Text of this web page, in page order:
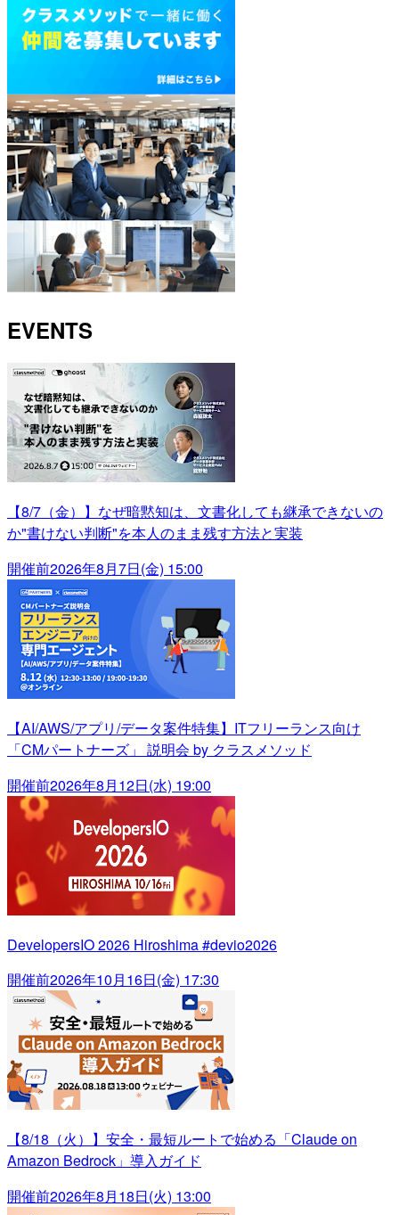
EVENTS
【8/7（金）】なぜ暗黙知は、文書化しても継承できないの
か"書けない判断"を本人のまま残す方法と実装
開催前2026年8月7日(金) 15:00
【AI/AWS/アプリ/データ案件特集】ITフリーランス向け
「CMパートナーズ」 説明会 by クラスメソッド
開催前2026年8月12日(水) 19:00
DevelopersIO 2026 Hiroshima #devio2026
開催前2026年10月16日(金) 17:30
【8/18（火）】安全・最短ルートで始める「Claude on
Amazon Bedrock」導入ガイド
開催前2026年8月18日(火) 13:00